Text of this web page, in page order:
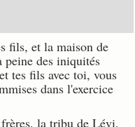
fils, et la maison de
peine des iniquités
tes fils avec toi, vous
dans l'exercice
la tribu de Lévi,